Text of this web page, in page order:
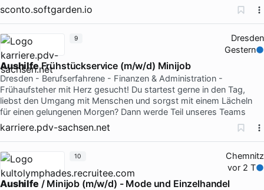
sconto.softgarden.io
Dresden
Gestern
AushilfeFrühstückservice (m/w/d) Minijob
Dresden - Berufserfahrene - Finanzen & Administration -
Frühaufsteher mit Herz gesucht! Du startest gerne in den Tag,
liebst den Umgang mit Menschen und sorgst mit einem Lächeln
für einen gelungenen Morgen? Dann werde Teil unseres Teams
karriere.pdv-sachsen.net
9
Chemnitz
vor 2 T
Aushilfe / Minijob (m/w/d) - Mode und Einzelhandel
10